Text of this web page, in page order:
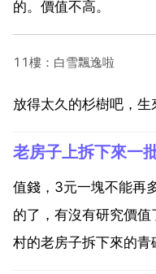
的。價值不高。
11樓：白雪飄逸啦
放得太久的杉樹吧，生
值錢，3元一塊不能再
的了，有沒有研究價
村的老房子拆下來的青